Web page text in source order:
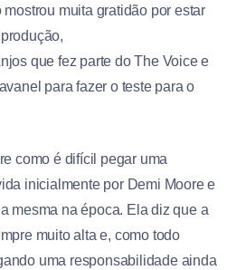
muita gratidão por estar
que fez parte do The Voice e
para fazer o teste para o
como é difícil pegar uma
inicialmente por Demi Moore e
mesma na época. Ela diz que a
muito alta e, como todo
uma responsabilidade ainda